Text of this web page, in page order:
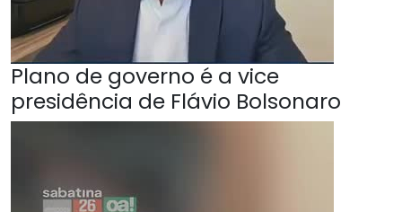
Plano de governo é a vice
presidência de Flávio Bolsonaro